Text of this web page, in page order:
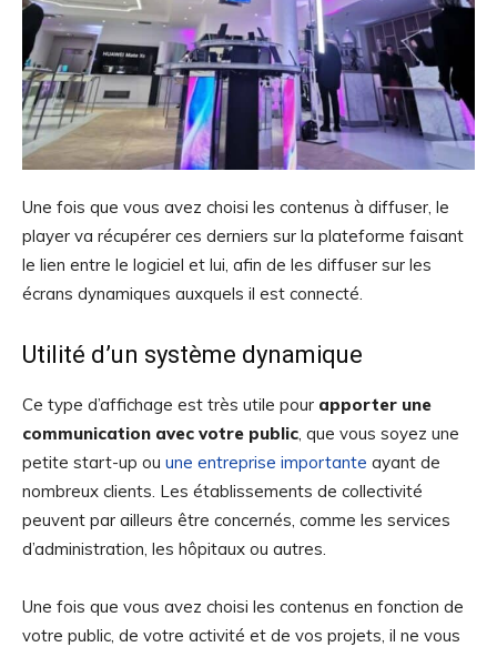
Une fois que vous avez choisi les contenus à diffuser, le
player va récupérer ces derniers sur la plateforme faisant
le lien entre le logiciel et lui, afin de les diffuser sur les
écrans dynamiques auxquels il est connecté.
Utilité d’un système dynamique
Ce type d’affichage est très utile pour apporter une
communication avec votre public, que vous soyez une
petite start-up ou une entreprise importante ayant de
nombreux clients. Les établissements de collectivité
peuvent par ailleurs être concernés, comme les services
d’administration, les hôpitaux ou autres.
Une fois que vous avez choisi les contenus en fonction de
votre public, de votre activité et de vos projets, il ne vous